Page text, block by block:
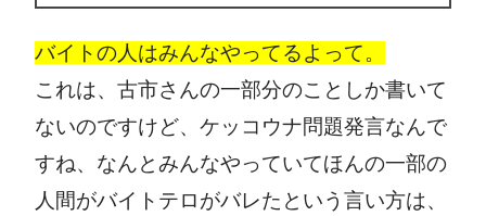
バイトの人はみんなやってるよって。
これは、古市さんの一部分のことしか書いて
ないのですけど、ケッコウナ問題発言なんで
すね、なんとみんなやっていてほんの一部の
人間がバイトテロがバレたという言い方は、